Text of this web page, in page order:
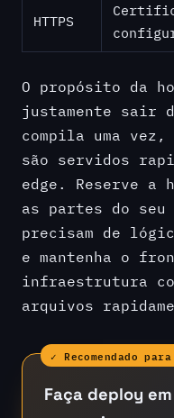
HTTPS
O propósito da
justamente sair
compila uma
são servidos
edge. Reserve a
as partes do seu
precisam de
e mantenha o
infraestrutura
arquivos
✓ Recomendado
Faça deploy